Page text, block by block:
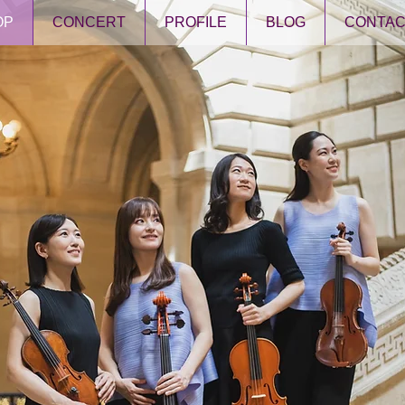
CONCERT PROFILE BLOG